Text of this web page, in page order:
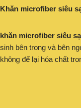
Khăn microfiber siêu
khăn microfiber siêu
sinh bên trong và bên
không để lại hóa chất